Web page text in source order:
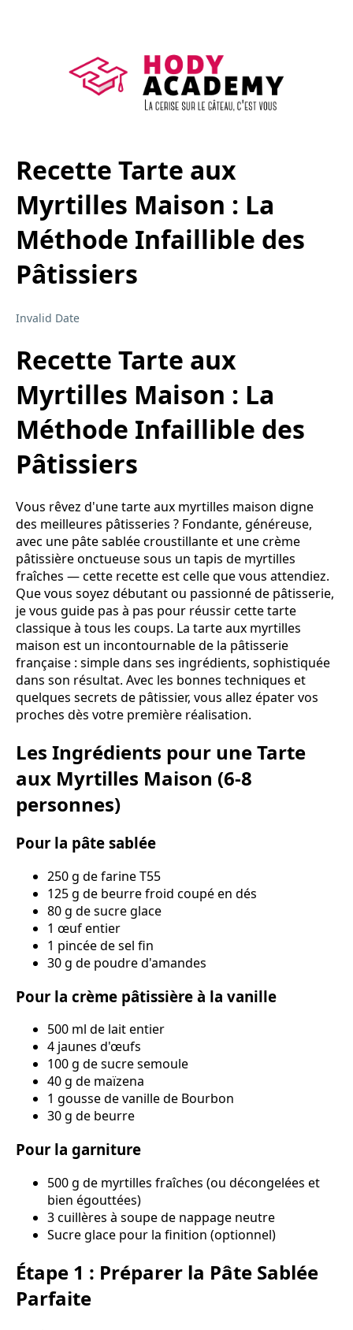
Recette Tarte aux
Myrtilles Maison : La
Méthode Infaillible des
Pâtissiers
Invalid Date
Recette Tarte aux
Myrtilles Maison : La
Méthode Infaillible des
Pâtissiers
Vous rêvez d'une tarte aux myrtilles maison digne
des meilleures pâtisseries ? Fondante, généreuse,
avec une pâte sablée croustillante et une crème
pâtissière onctueuse sous un tapis de myrtilles
fraîches — cette recette est celle que vous attendiez.
Que vous soyez débutant ou passionné de pâtisserie,
je vous guide pas à pas pour réussir cette tarte
classique à tous les coups. La tarte aux myrtilles
maison est un incontournable de la pâtisserie
française : simple dans ses ingrédients, sophistiquée
dans son résultat. Avec les bonnes techniques et
quelques secrets de pâtissier, vous allez épater vos
proches dès votre première réalisation.
Les Ingrédients pour une Tarte
aux Myrtilles Maison (6-8
personnes)
Pour la pâte sablée
250 g de farine T55
125 g de beurre froid coupé en dés
80 g de sucre glace
1 œuf entier
1 pincée de sel fin
30 g de poudre d'amandes
Pour la crème pâtissière à la vanille
500 ml de lait entier
4 jaunes d'œufs
100 g de sucre semoule
40 g de maïzena
1 gousse de vanille de Bourbon
30 g de beurre
Pour la garniture
500 g de myrtilles fraîches (ou décongelées et
bien égouttées)
3 cuillères à soupe de nappage neutre
Sucre glace pour la finition (optionnel)
Étape 1 : Préparer la Pâte Sablée
Parfaite